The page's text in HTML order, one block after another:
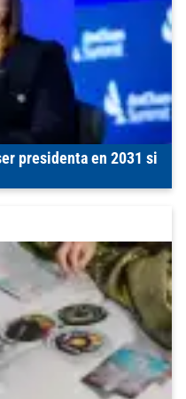
presidenta en 2031 si